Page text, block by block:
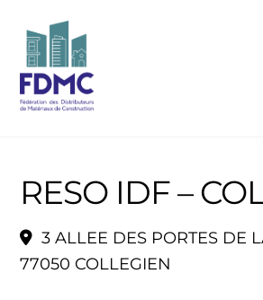
content
RESO IDF –
3 ALLEE DES PORTES DE
77050 COLLEGIEN